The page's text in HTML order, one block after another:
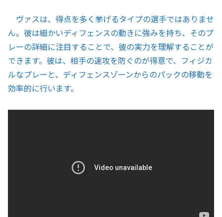
ヴァスは、得点を多く挙げるタイプの選手ではありませ
ん。彼は細かいディフェンスの動きに強みを持ち、そのプ
レーの詳細に注目することで、彼の実力を理解することが
できます。彼は、相手の速攻を防ぐのが得意で、フィジカ
ルなプレーと、ディフェンスゾーンからのパックの移動を
効率的に行います。